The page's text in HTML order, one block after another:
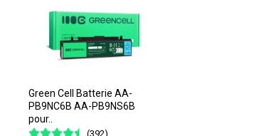
Green Cell Batterie AA-
PB9NC6B AA-PB9NS6B
pour..
(392)